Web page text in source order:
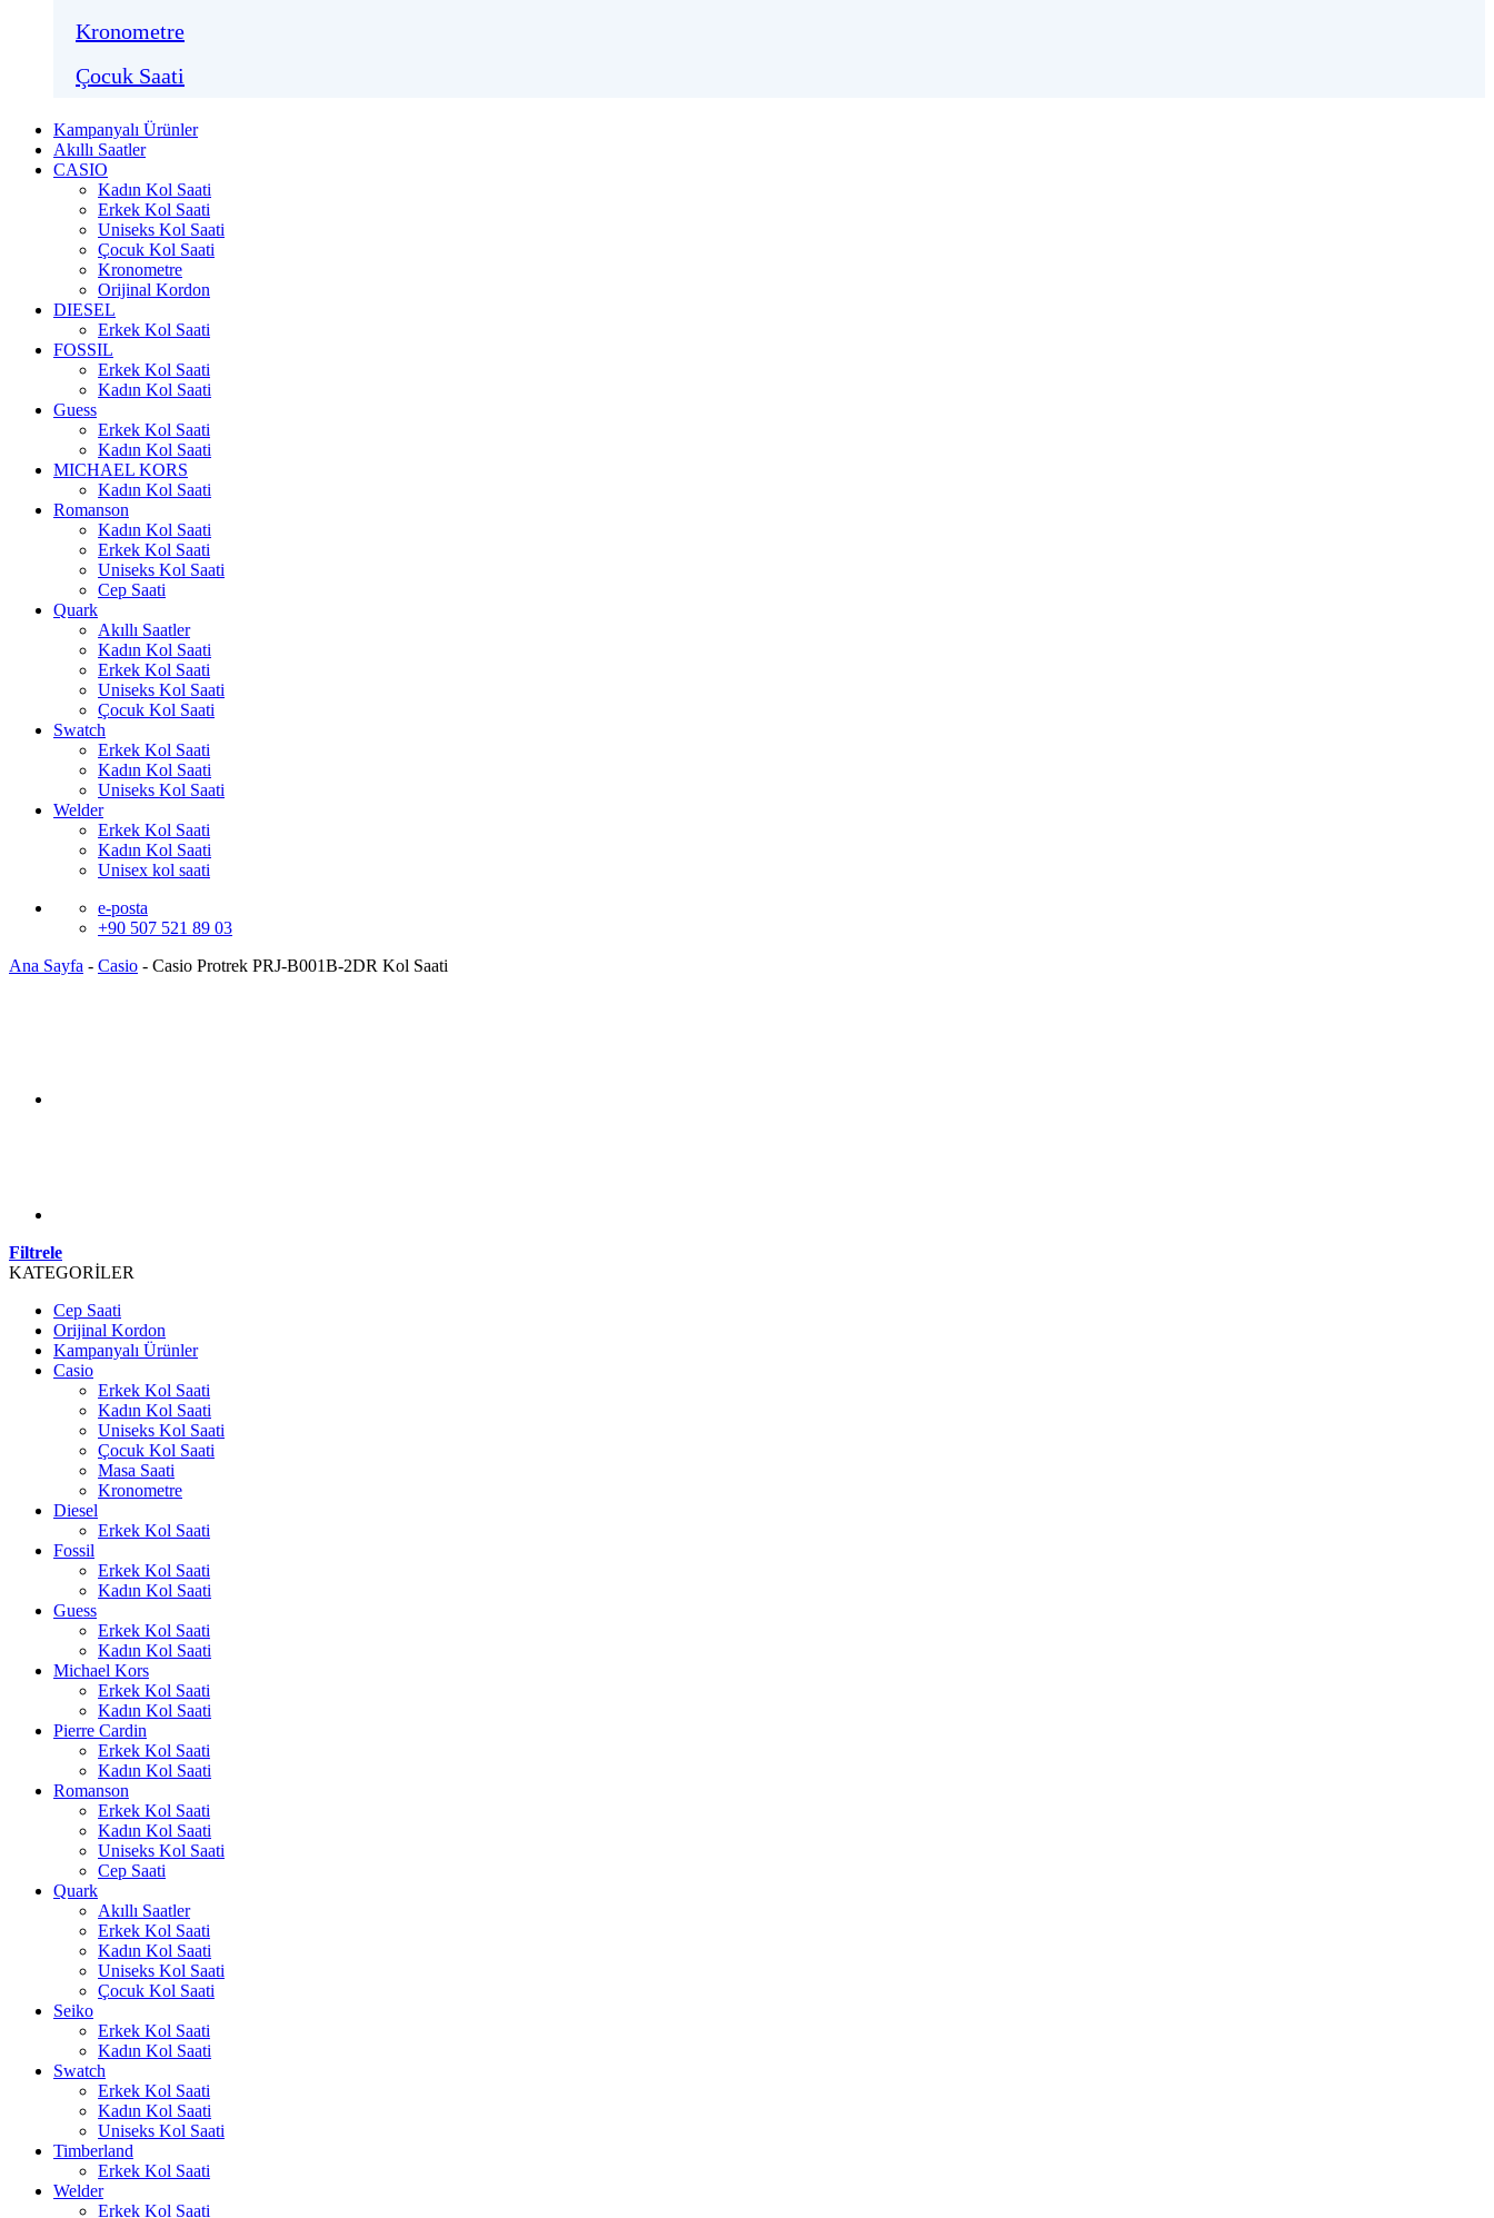
Kronometre
Çocuk Saati
Kampanyalı Ürünler
Akıllı Saatler
CASIO
Kadın Kol Saati
Erkek Kol Saati
Uniseks Kol Saati
Çocuk Kol Saati
Kronometre
Orijinal Kordon
DIESEL
Erkek Kol Saati
FOSSIL
Erkek Kol Saati
Kadın Kol Saati
Guess
Erkek Kol Saati
Kadın Kol Saati
MICHAEL KORS
Kadın Kol Saati
Romanson
Kadın Kol Saati
Erkek Kol Saati
Uniseks Kol Saati
Cep Saati
Quark
Akıllı Saatler
Kadın Kol Saati
Erkek Kol Saati
Uniseks Kol Saati
Çocuk Kol Saati
Swatch
Erkek Kol Saati
Kadın Kol Saati
Uniseks Kol Saati
Welder
Erkek Kol Saati
Kadın Kol Saati
Unisex kol saati
e-posta
+90 507 521 89 03
Ana Sayfa - Casio - Casio Protrek PRJ-B001B-2DR Kol Saati
Filtrele
KATEGORİLER
Cep Saati
Orijinal Kordon
Kampanyalı Ürünler
Casio
Erkek Kol Saati
Kadın Kol Saati
Uniseks Kol Saati
Çocuk Kol Saati
Masa Saati
Kronometre
Diesel
Erkek Kol Saati
Fossil
Erkek Kol Saati
Kadın Kol Saati
Guess
Erkek Kol Saati
Kadın Kol Saati
Michael Kors
Erkek Kol Saati
Kadın Kol Saati
Pierre Cardin
Erkek Kol Saati
Kadın Kol Saati
Romanson
Erkek Kol Saati
Kadın Kol Saati
Uniseks Kol Saati
Cep Saati
Quark
Akıllı Saatler
Erkek Kol Saati
Kadın Kol Saati
Uniseks Kol Saati
Çocuk Kol Saati
Seiko
Erkek Kol Saati
Kadın Kol Saati
Swatch
Erkek Kol Saati
Kadın Kol Saati
Uniseks Kol Saati
Timberland
Erkek Kol Saati
Welder
Erkek Kol Saati